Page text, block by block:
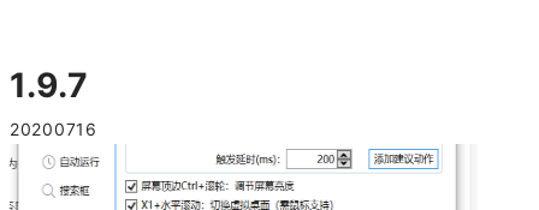
1.9.7
20200716